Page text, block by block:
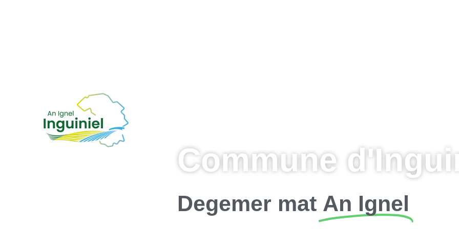
Commune
Degemer mat An Ignel